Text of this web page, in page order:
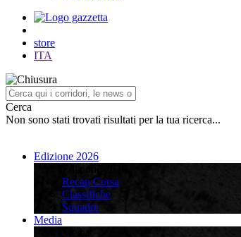
store
ITA
Cerca
Non sono stati trovati risultati per la tua ricerca...
Edizione 2026
Recap Corsa
Classifiche
Squadre
Media